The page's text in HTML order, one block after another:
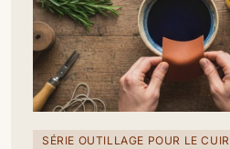
SÉRIE OUTILLAGE POUR LE CUIR